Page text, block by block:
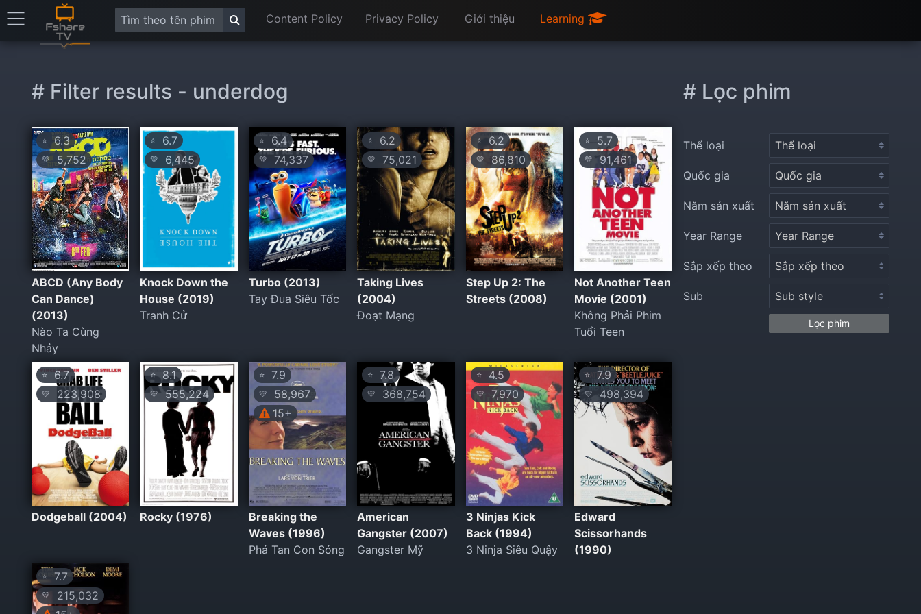
Content Policy Privacy Policy Giới thiệu Learning
# Filter results - underdog
⭐ 6.3
💛 5,752
ABCD (Any Body
Can Dance)
(2013)
Nào Ta Cùng
Nhảy
⭐ 6.7
💛 6,445
Knock Down the
House (2019)
Tranh Cử
⭐6.4
💛 74,337
Turbo (2013)
Tay Đua Siêu Tốc
⭐ 6.2
💛 75,021
Taking Lives
(2004)
Đoạt Mạng
⭐6.2
💛 86,810
Step Up 2: The
Streets (2008)
⭐ 5.7
💛 91,461
Not Another Teen
Movie (2001)
Không Phải Phim
Tuổi Teen
⭐ 6.7
💛 223,908
Dodgeball (2004)
⭐8.1
💛555,224
Rocky (1976)
⭐7.9
💛
58,967
15+
Breaking the
Waves (1996)
Phá Tan Con Sóng
⭐ 7.8
💛 368,754
American
Gangster (2007)
Gangster Mỹ
⭐4.5
💛 7,970
3 Ninjas Kick
Back (1994)
3 Ninja Siêu Quậy
⭐ 7.9
💛 498,394
Edward
Scissorhands
(1990)
⭐ 7.7
💛
215,032
# Lọc phim
Thể loại
Quốc gia
Năm sản xuất
Year Range
Sắp xếp theo
Sub
Lọc phim